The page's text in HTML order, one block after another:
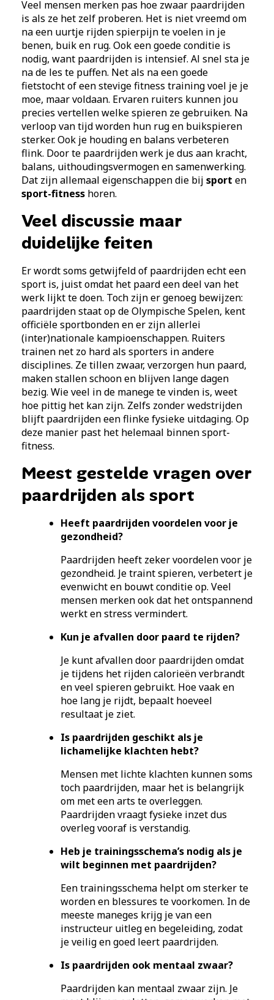
Veel mensen merken pas hoe zwaar paardrijden
is als ze het zelf proberen. Het is niet vreemd om
na een uurtje rijden spierpijn te voelen in je
benen, buik en rug. Ook een goede conditie is
nodig, want paardrijden is intensief. Al snel sta je
na de les te puffen. Net als na een goede
fietstocht of een stevige fitness training voel je je
moe, maar voldaan. Ervaren ruiters kunnen jou
precies vertellen welke spieren ze gebruiken. Na
verloop van tijd worden hun rug en buikspieren
sterker. Ook je houding en balans verbeteren
flink. Door te paardrijden werk je dus aan kracht,
balans, uithoudingsvermogen en samenwerking.
Dat zijn allemaal eigenschappen die bij sport en
sport-fitnesshoren.
Veel discussie maar
duidelijke feiten
Er wordt soms getwijfeld of paardrijden echt een
sport is, juist omdat het paard een deel van het
werk lijkt te doen. Toch zijn er genoeg bewijzen:
paardrijden staat op de Olympische Spelen, kent
officiële sportbonden en er zijn allerlei
(inter)nationale kampioenschappen. Ruiters
trainen net zo hard als sporters in andere
disciplines. Ze tillen zwaar, verzorgen hun paard,
maken stallen schoon en blijven lange dagen
bezig. Wie veel in de manege te vinden is, weet
hoe pittig het kan zijn. Zelfs zonder wedstrijden
blijft paardrijden een flinke fysieke uitdaging. Op
deze manier past het helemaal binnen sport-
fitness.
Meest gestelde vragen over
paardrijden als sport
Heeft paardrijden voordelen voor je
gezondheid?
Paardrijden heeft zeker voordelen voor je
gezondheid. Je traint spieren, verbetert je
evenwicht en bouwt conditie op. Veel
mensen merken ook dat het ontspannend
werkt en stress vermindert.
Kun je afvallen door paard te rijden?
Je kunt afvallen door paardrijden omdat
je tijdens het rijden calorieën verbrandt
en veel spieren gebruikt. Hoe vaak en
hoe lang je rijdt, bepaalt hoeveel
resultaat je ziet.
Is paardrijden geschikt als je
lichamelijke klachten hebt?
Mensen met lichte klachten kunnen soms
toch paardrijden, maar het is belangrijk
om met een arts te overleggen.
Paardrijden vraagt fysieke inzet dus
overleg vooraf is verstandig.
Heb je trainingsschema’s nodig als je
wilt beginnen met paardrijden?
Een trainingsschema helpt om sterker te
worden en blessures te voorkomen. In de
meeste maneges krijg je van een
instructeur uitleg en begeleiding, zodat
je veilig en goed leert paardrijden.
Is paardrijden ook mentaal zwaar?
Paardrijden kan mentaal zwaar zijn. Je